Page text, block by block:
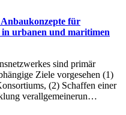
für
urbanen und maritimen
sind primär
Ziele vorgesehen (1)
(2) Schaffen einer
verallgemeinerun…